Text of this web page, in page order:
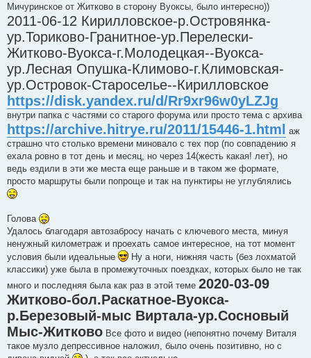
Мичуринское от Житково в сторону Вуоксы, было интересно))
2011-06-12 Кирилловское-р.Островянка-
ур.Ториково-Гранитное-ур.Перелески-
Житково-Вуокса-г.Молодецкая--Вуокса-
ур.Лесная Опушка-Климово-г.Климовская-
ур.Островок-Староселье--Кирилловское
https://disk.yandex.ru/d/Rr9xr96w0yLZJg
внутри папка с частями со старого форума или просто тема с архива
https://archive.hitrye.ru/2011/15446-1.html
аж
страшно что столько времени миновало с тех пор (по совпадению я
ехала ровно в тот день и месяц, но через 14(жесть какая! лет), но
ведь ездили в эти же места еще раньше и в таком же формате,
просто маршруты были попроще и так на пунктиры не углублялись
Голова
Удалось благодаря автозабросу начать с ключевого места, минуя
ненужный километраж и проехать самое интересное, на тот момент
условия были идеальные
Ну а ноги, нижняя часть (без лохматой
классики) уже была в промежуточных поездках, которых было не так
много и последняя была как раз в этой теме 2020-03-09
Житково-бол.Раскатное-Вуокса-
р.Березовый-мыс Виртала-ур.Сосновый
Мыс-Житково Все фото и видео (непонятно почему Виталя
такое музло депрессивное наложил, было очень позитивно, но с